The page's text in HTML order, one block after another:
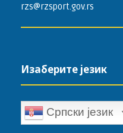
rzs@rzsport.gov.rs
Изаберите језик
Српски језик